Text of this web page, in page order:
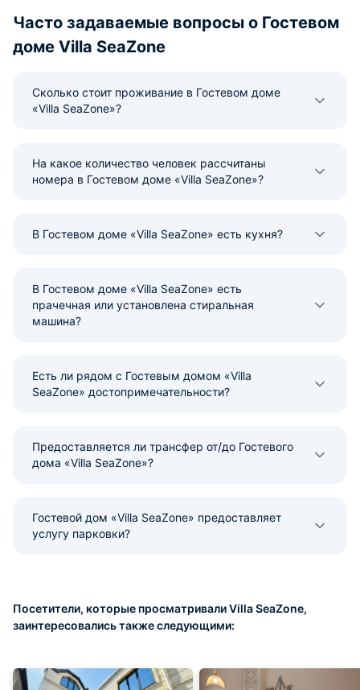
Часто задаваемые вопросы о Гостевом
доме Villa SeaZone
Сколько стоит проживание в Гостевом доме
«Villa SeaZone»?
На какое количество человек рассчитаны
номера в Гостевом доме «Villa SeaZone»?
В Гостевом доме «Villa SeaZone» есть кухня?
В Гостевом доме «Villa SeaZone» есть
прачечная или установлена стиральная
машина?
Есть ли рядом с Гостевым домом «Villa
SeaZone» достопримечательности?
Предоставляется ли трансфер от/до Гостевого
дома «Villa SeaZone»?
Гостевой дом «Villa SeaZone» предоставляет
услугу парковки?
Посетители, которые просматривали Villa SeaZone,
заинтересовались также следующими: